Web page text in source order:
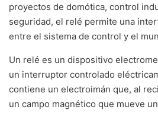
proyectos de domótica, control
seguridad, el relé permite una
entre el sistema de control y el
Un relé es un dispositivo
un interruptor controlado
contiene un electroimán que, al
un campo magnético que mueve